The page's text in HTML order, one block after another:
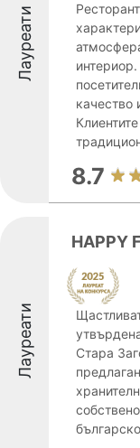
Лауреати
качество
8.7
Лауреати
HAPPY
Стара